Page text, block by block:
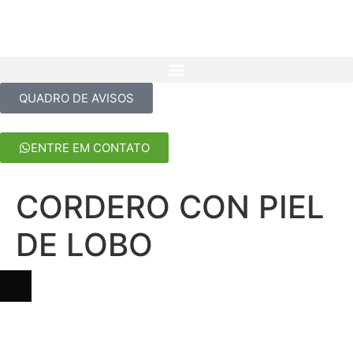
QUADRO DE AVISOS
ENTRE EM CONTATO
CORDERO CON PIEL
DE LOBO